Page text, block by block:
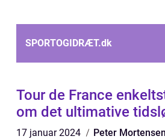
SPORTOGIDRÆT.dk
Tour de France
om det ultimative
17 januar 2024 Peter Mortensen